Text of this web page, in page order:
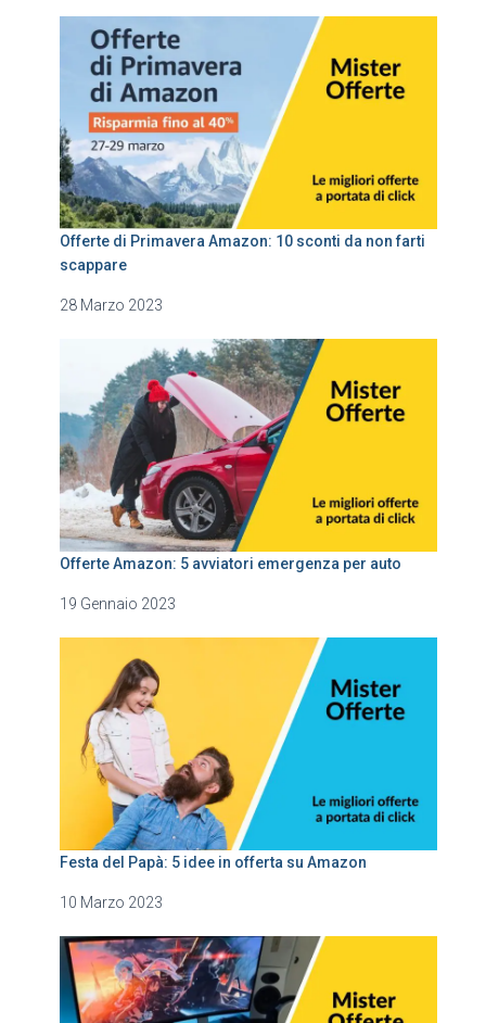
Offerte di Primavera Amazon: 10 sconti da non farti
scappare
28 Marzo 2023
Offerte Amazon: 5 avviatori emergenza per auto
19 Gennaio 2023
Festa del Papà: 5 idee in offerta su Amazon
10 Marzo 2023